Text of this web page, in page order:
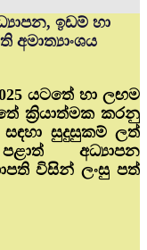
ඉඩම් හා
අමාත්‍යාංශය
යටතේ හා ලඟම
ක්‍රියාත්මක කරනු
සුදුසුකම් ලත්
අධ්‍යාපන
විසින් ලංසු පත්